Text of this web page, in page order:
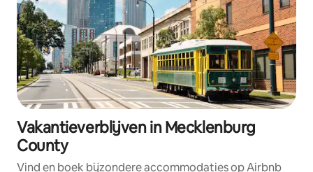
Vakantieverblijven in Mecklenburg
County
Vind en boek bijzondere accommodaties op Airbnb